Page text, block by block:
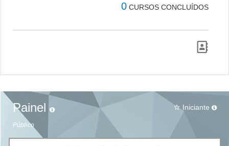
0 CURSOS CONCLUÍDOS
Painel
Público
star_border Iniciante